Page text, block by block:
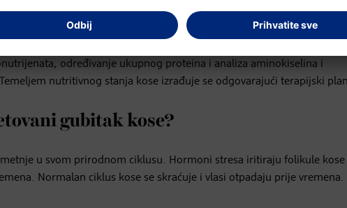
ili dermatologu. Oni pomoću najmodernije dijagnostike za
gubitku kose i zatim ciljano pristupiti problemu. „Kako bi se počelo s
određivanje ukupnog proteina i analiza aminokiselina i
nutritivnog stanja kose izrađuje se odgovarajući terapijski
gubitak kose?
u svom prirodnom ciklusu. Hormoni stresa iritiraju folikule kose
Normalan ciklus kose se skraćuje i vlasi otpadaju prije vremena.